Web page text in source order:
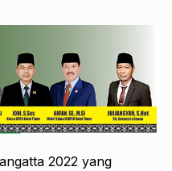
2022 yang